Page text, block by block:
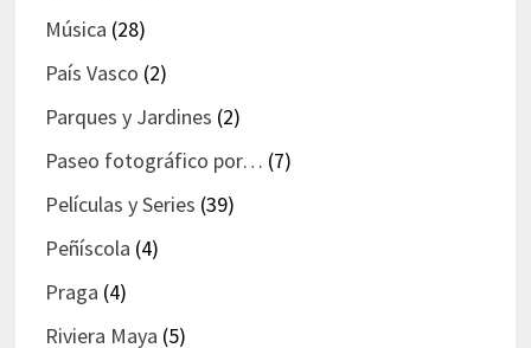
Música (28)
País Vasco (2)
Parques y Jardines (2)
Paseo fotográfico por… (7)
Películas y Series (39)
Peñíscola (4)
Praga (4)
Riviera Maya (5)